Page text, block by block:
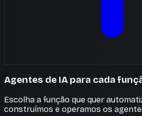
Agentes de IA para cada
Escolha a função que quer
construímos e operamos os